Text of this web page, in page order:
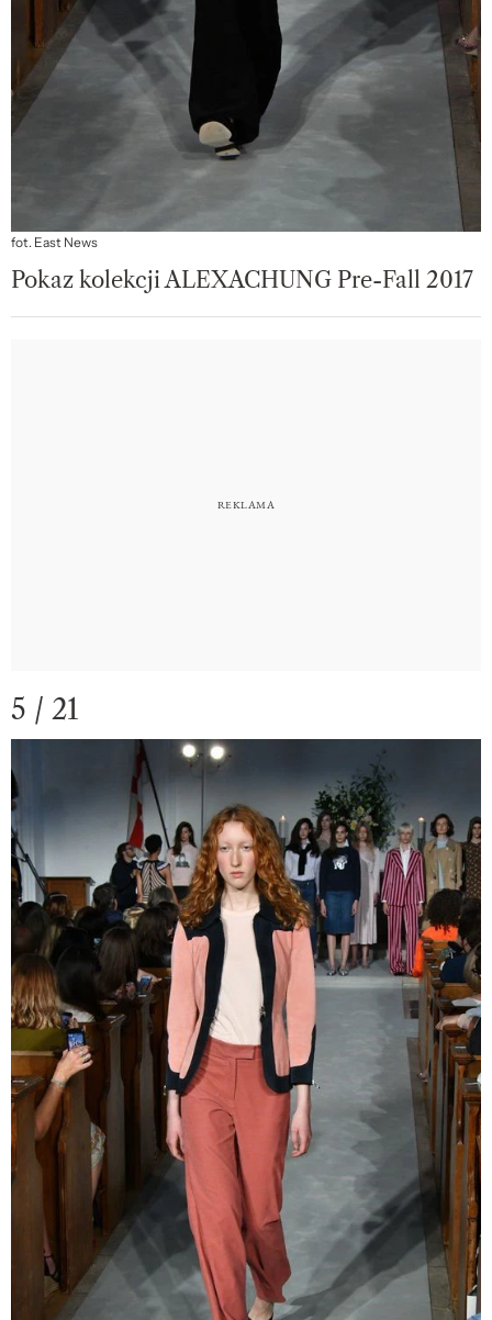
fot. East News
Pokaz kolekcji ALEXACHUNG Pre-Fall 2017
5 / 21